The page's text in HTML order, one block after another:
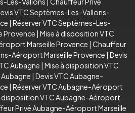
VTC Septèmes-Les-Vallons-
| Réserver VTC Septèmes-Les-
Provence | Mise à disposition VTC
Marseille Provence | Chauffeur
Aéroport Marseille Provence | Devis
Aubagne | Mise à disposition VTC
| Devis VTC Aubagne-
| Réserver VTC Aubagne-Aéroport
disposition VTC Aubagne-Aéroport
Privé Aubagne-Aéroport Marseille